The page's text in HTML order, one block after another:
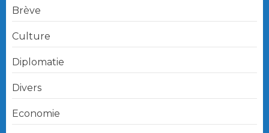
Brève
Culture
Diplomatie
Divers
Economie